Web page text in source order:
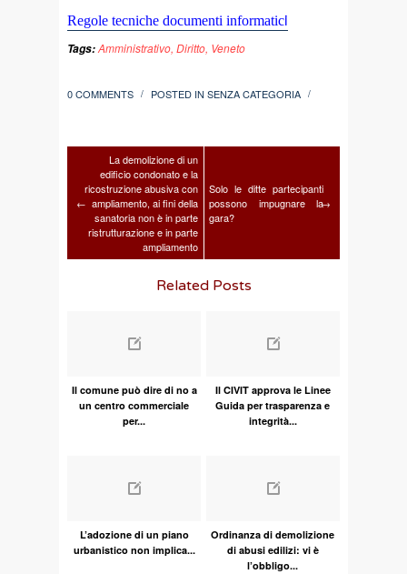
Regole tecniche documenti informatici
Tags:Amministrativo, Diritto, Veneto
0 COMMENTS / POSTED IN SENZA CATEGORIA /
←
La demolizione di un
edificio condonato e la
ricostruzione abusiva con
ampliamento, ai fini della
sanatoria non è in parte
ristrutturazione e in parte
ampliamento
Solo le ditte partecipanti
possono impugnare la
gara?
→
Related Posts
Il comune può dire di no a
un centro commerciale
per...
Il CIVIT approva le Linee
Guida per trasparenza e
integrità...
L’adozione di un piano
urbanistico non implica...
Ordinanza di demolizione
di abusi edilizi: vi è
l’obbligo...